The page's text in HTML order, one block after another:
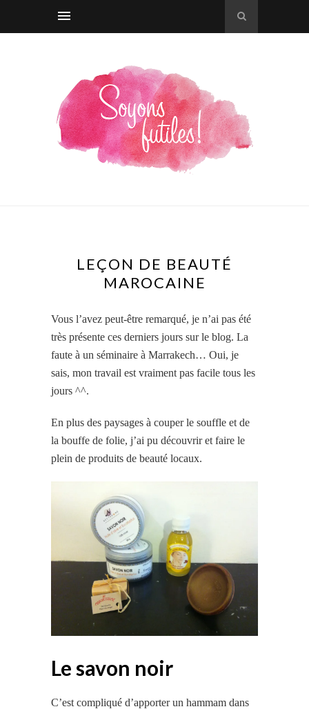
LEÇON DE BEAUTÉ
MAROCAINE
Vous l’avez peut-être remarqué, je n’ai pas été
très présente ces derniers jours sur le blog. La
faute à un séminaire à Marrakech… Oui, je
sais, mon travail est vraiment pas facile tous les
jours ^^.
En plus des paysages à couper le souffle et de
la bouffe de folie, j’ai pu découvrir et faire le
plein de produits de beauté locaux.
Le savon noir
C’est compliqué d’apporter un hammam dans